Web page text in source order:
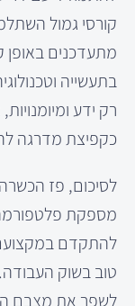
קורסי גמול
מתעדכנים
בתעשייה
רק ידע
כקפיצת מדרגה
לסיכום, פז
מספקת פלטפורמה
להתקדם
טוב בשוק
לשפר את מצבם